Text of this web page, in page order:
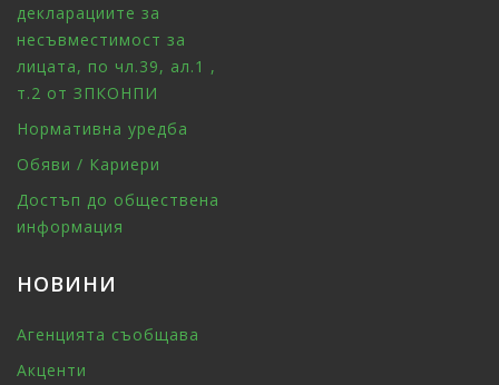
декларациите за
несъвместимост за
лицата, по чл.39, ал.1 ,
т.2 от ЗПКОНПИ
Нормативна уредба
Обяви / Кариери
Достъп до обществена
информация
НОВИНИ
Агенцията съобщава
Акценти